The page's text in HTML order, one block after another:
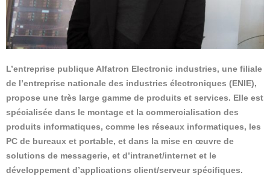
L’entreprise publique Alfatron Electronic industries, une filiale
de l’entreprise nationale des industries électroniques (ENIE),
propose une très large gamme de produits et services. Elle est
spécialisée dans le montage et la commercialisation des
produits informatiques, comme les réseaux informatiques, les
PC de bureaux et portable, et dans la mise en œuvre de
solutions de messagerie, et d’intranet/internet et le
développement d’applications client/serveur spécifiques.